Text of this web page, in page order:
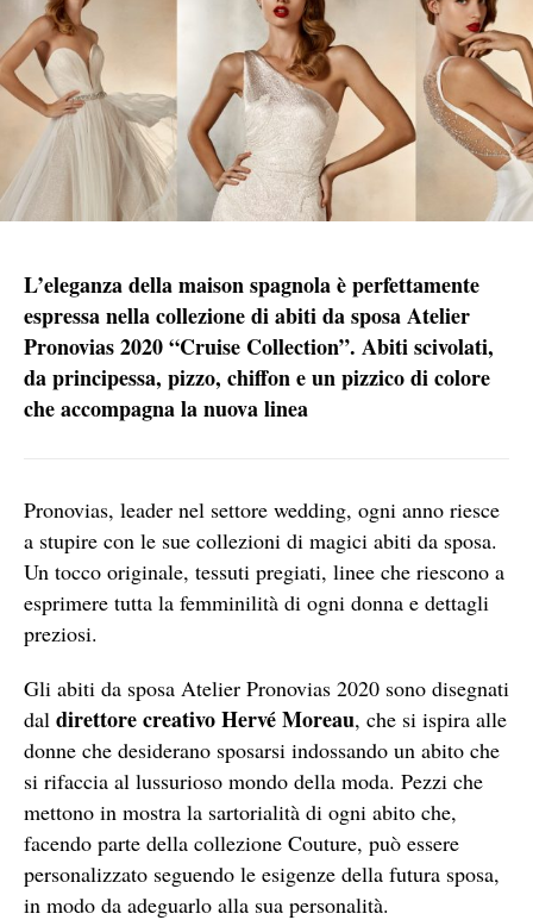
L’eleganza della maison spagnola è perfettamente
espressa nella collezione di abiti da sposa Atelier
Pronovias 2020 “Cruise Collection”. Abiti scivolati,
da principessa, pizzo, chiffon e un pizzico di colore
che accompagna la nuova linea
Pronovias, leader nel settore wedding, ogni anno riesce
a stupire con le sue collezioni di magici abiti da sposa.
Un tocco originale, tessuti pregiati, linee che riescono a
esprimere tutta la femminilità di ogni donna e dettagli
preziosi.
Gli abiti da sposa Atelier Pronovias 2020 sono disegnati
dal direttore creativo Hervé Moreau, che si ispira alle
donne che desiderano sposarsi indossando un abito che
si rifaccia al lussurioso mondo della moda. Pezzi che
mettono in mostra la sartorialità di ogni abito che,
facendo parte della collezione Couture, può essere
personalizzato seguendo le esigenze della futura sposa,
in modo da adeguarlo alla sua personalità.